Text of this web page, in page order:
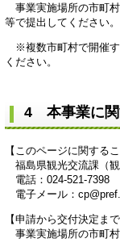
事業実施場所の市町
等で提出してください。
※複数市町村で開催す
ください。
4 本事業に関
【このページに関するこ
福島県観光交流課（観
電話：024-521-7398
電子メール：
【申請から交付決定まで
事業実施場所の市町村